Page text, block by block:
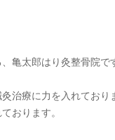
亀太郎はり灸整骨院で
治療に力を入れており
おります。